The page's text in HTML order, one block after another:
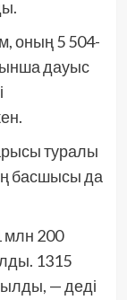
оның 5 504-
дауыс
туралы
басшысы да
млн 200
1315
— деді